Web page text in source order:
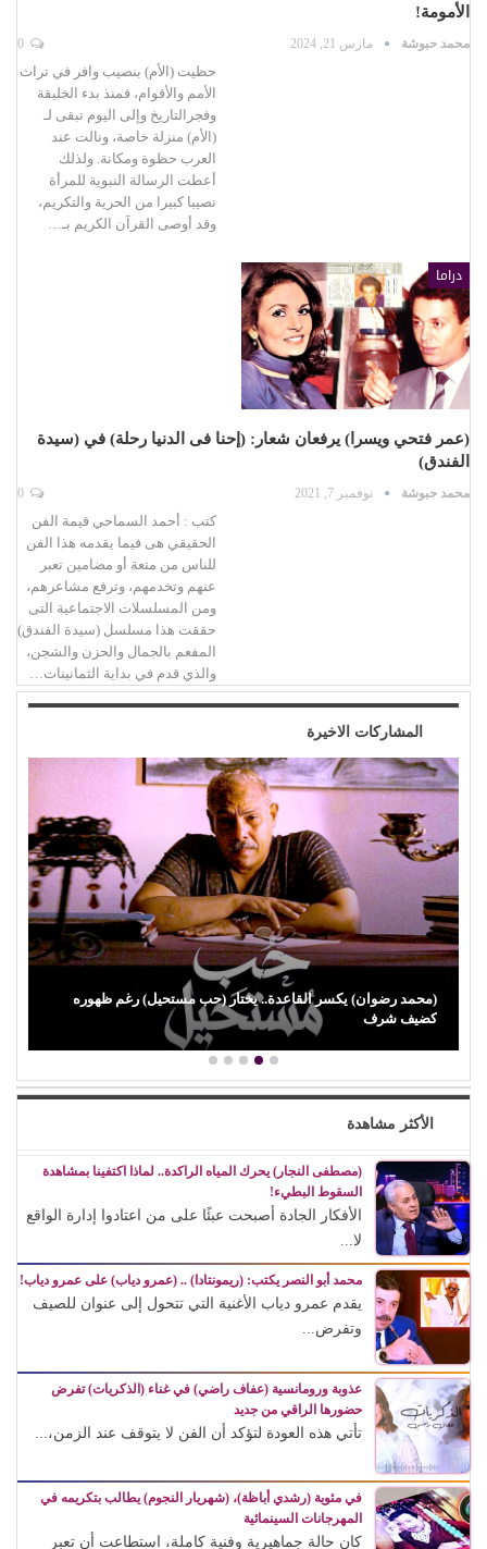
الأمومة!
محمد حبوشة مارس 21, 2024
حظيت (الأم) بنصيب وافر في تراث
الأمم والأقوام، فمنذ بدء الخليقة
وفجرالتاريخ وإلى اليوم تبقى لـ
(الأم) منزلة خاصة، ونالت عند
العرب حظوة ومكانة. ولذلك
أعطت الرسالة النبوية للمرأة
نصيبا كبيرا من الحرية والتكريم،
وقد أوصى القرآن الكريم بـ…
دراما
(عمر فتحي ويسرا) يرفعان شعار: (إحنا فى الدنيا رحلة) في (سيدة
الفندق)
محمد حبوشة نوفمبر 7, 2021
كتب : أحمد السماحي قيمة الفن
الحقيقي هى فيما يقدمه هذا الفن
للناس من متعة أو مضامين تعبر
عنهم وتخدمهم، وترفع مشاعرهم،
ومن المسلسلات الاجتماعية التى
حققت هذا مسلسل (سيدة الفندق)
المفعم بالجمال والحزن والشجن،
والذي قدم في بداية الثمانينات…
المشاركات الاخيرة
(محمد رضوان) يكسر القاعدة.. يختار (حب مستحيل) رغم ظهوره
كضيف شرف
الأكثر مشاهدة
(مصطفى النجار) يحرك المياه الراكدة.. لماذا اكتفينا بمشاهدة
السقوط البطيء!
الأفكار الجادة أصبحت عبئًا على من اعتادوا إدارة الواقع
لا...
محمد أبو النصر يكتب: (ريمونتادا) .. (عمرو دياب) على عمرو دياب!
يقدم عمرو دياب الأغنية التي تتحول إلى عنوان للصيف
وتفرض...
عذوبة ورومانسية (عفاف راضي) في غناء (الذكريات) تفرض
حضورها الراقي من جديد
تأتي هذه العودة لتؤكد أن الفن لا يتوقف عند الزمن،...
في مئوية (رشدي أباظة)، (شهريار النجوم) يطالب بتكريمه في
المهرجانات السينمائية
كان حالة جماهيرية وفنية كاملة، استطاعت أن تعبر